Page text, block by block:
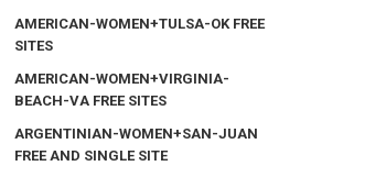
AMERICAN-WOMEN+TULSA-OK FREE
SITES
AMERICAN-WOMEN+VIRGINIA-
BEACH-VA FREE SITES
ARGENTINIAN-WOMEN+SAN-JUAN
FREE AND SINGLE SITE